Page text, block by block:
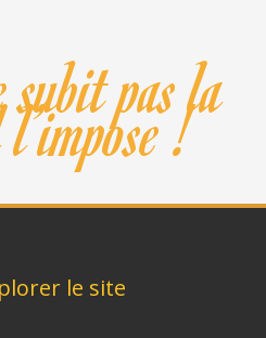
pas la
!
le site